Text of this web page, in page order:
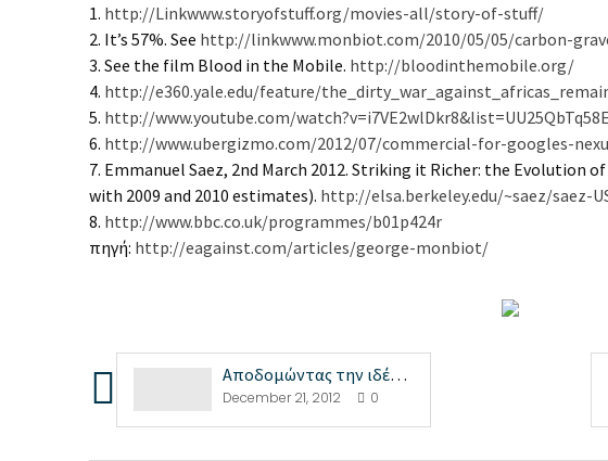
1. http://Linkwww.storyofstuff.org/movies-all/story-of-stuff/
2. It’s 57%. See http://linkwww.monbiot.com/2010/05/05/carbon-
3. See the film Blood in the Mobile. http://bloodinthemobile.org/
4. http://e360.yale.edu/feature/
5. http://www.youtube.com/
6. http://www.ubergizmo.com/2012/07/commercial-for-googles-
7. Emmanuel Saez, 2nd March 2012. Striking it Richer: the Evolution
with 2009 and 2010 estimates). http://elsa.berkeley.edu/~saez/saez-
8. http://www.bbc.co.uk/programmes/b01p424r
πηγή: http://eagainst.com/articles/george-monbiot/
Αποδομώντας την ιδέα της προόδου
December 21, 2012 0